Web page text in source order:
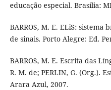
educação especial. Brasília:
BARROS, M. E. ELiS:
de sinais. Porto Alegre: Ed.
BARROS, M. E. Escrita das
R. M. de; PERLIN, G. (Org.).
Arara Azul, 2007.